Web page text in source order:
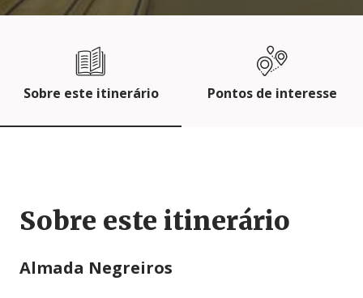
Sobre este itinerário Pontos de interesse
Sobre este itinerário
Almada Negreiros